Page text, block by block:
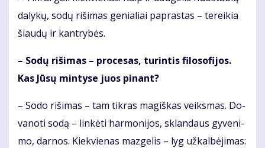
da­ly­kų, so­dų ri­ši­mas ge­nia­liai pa­pras­tas – te­rei­kia
šiau­dų ir kan­try­bės.
– So­dų ri­ši­mas – pro­ce­sas, tu­rin­tis fi­lo­so­fi­jos.
Kas Jū­sų min­ty­se juos pi­nant?
– So­do ri­ši­mas – tam tik­ras ma­giš­kas veiks­mas. Do­
va­no­ti so­dą – lin­kė­ti har­mo­ni­jos, sklan­daus gy­ve­ni­
mo, dar­nos. Kiek­vie­nas maz­ge­lis – lyg už­kal­bė­ji­mas: